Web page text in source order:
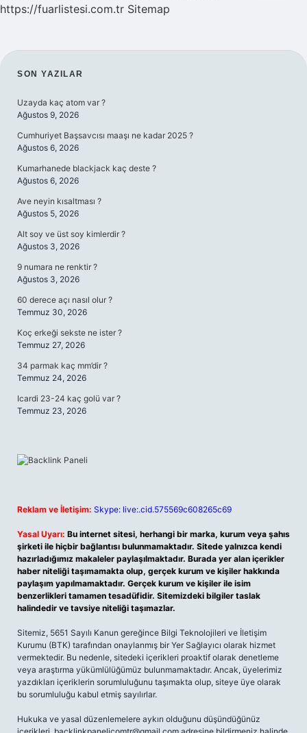
https://fuarlistesi.com.tr Sitemap
SIDEBAR
SON YAZILAR
Uzayda kaç atom var ?
Ağustos 9, 2026
Cumhuriyet Başsavcısı maaşı ne kadar 2025 ?
Ağustos 6, 2026
Kumarhanede blackjack kaç deste ?
Ağustos 6, 2026
Ave neyin kısaltması ?
Ağustos 5, 2026
Alt soy ve üst soy kimlerdir ?
Ağustos 3, 2026
9 numara ne renktir ?
Ağustos 3, 2026
60 derece açı nasıl olur ?
Temmuz 30, 2026
Koç erkeği sekste ne ister ?
Temmuz 27, 2026
34 parmak kaç mm’dir ?
Temmuz 24, 2026
Icardi 23-24 kaç golü var ?
Temmuz 23, 2026
Reklam ve İletişim: Skype: live:.cid.575569c608265c69
Yasal Uyarı: Bu internet sitesi, herhangi bir marka, kurum veya şahıs
şirketi ile hiçbir bağlantısı bulunmamaktadır. Sitede yalnızca kendi
hazırladığımız makaleler paylaşılmaktadır. Burada yer alan içerikler
haber niteliği taşımamakta olup, gerçek kurum ve kişiler hakkında
paylaşım yapılmamaktadır. Gerçek kurum ve kişiler ile isim
benzerlikleri tamamen tesadüfidir. Sitemizdeki bilgiler taslak
halindedir ve tavsiye niteliği taşımazlar.
Sitemiz, 5651 Sayılı Kanun gereğince Bilgi Teknolojileri ve İletişim
Kurumu (BTK) tarafından onaylanmış bir Yer Sağlayıcı olarak hizmet
vermektedir. Bu nedenle, sitedeki içerikleri proaktif olarak denetleme
veya araştırma yükümlülüğümüz bulunmamaktadır. Ancak, üyelerimiz
yazdıkları içeriklerin sorumluluğunu taşımakta olup, siteye üye olarak
bu sorumluluğu kabul etmiş sayılırlar.
Hukuka ve yasal düzenlemelere aykırı olduğunu düşündüğünüz